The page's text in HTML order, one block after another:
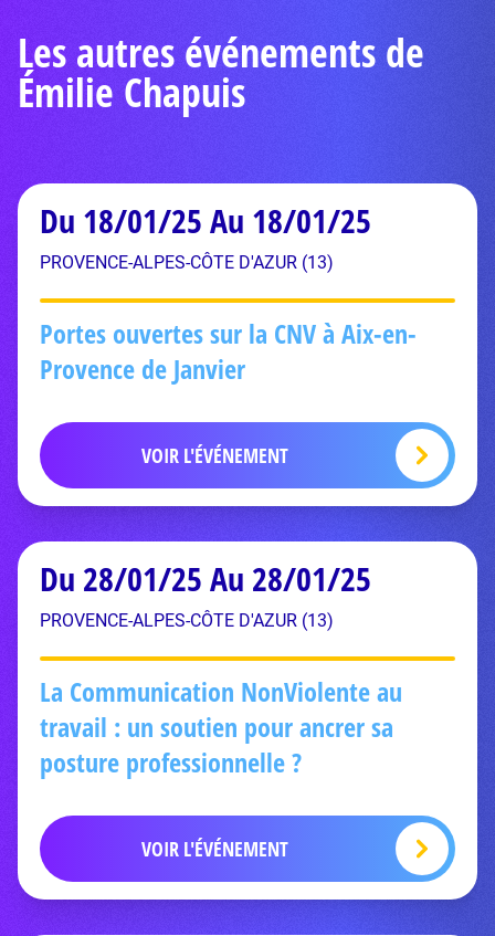
Les autres événements de
Émilie Chapuis
Du 18/01/25 Au 18/01/25
PROVENCE-ALPES-CÔTE D'AZUR (13)
Portes ouvertes sur la CNV à Aix-en-
Provence de Janvier
VOIR L'ÉVÉNEMENT
Du 28/01/25 Au 28/01/25
PROVENCE-ALPES-CÔTE D'AZUR (13)
La Communication NonViolente au
travail : un soutien pour ancrer sa
posture professionnelle ?
VOIR L'ÉVÉNEMENT